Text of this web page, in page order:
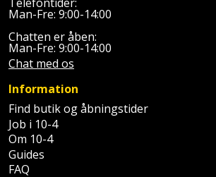
Slibemaskine
Sømpistol
Spånsuger
Stiftepistol
Velux
Telefontider:
Man-Fre: 9:00-14:00
Chatten er åben:
Man-Fre: 9:00-14:00
Chat med os
Information
Find butik og åbningstider
Job i 10-4
Om 10-4
Guides
FAQ